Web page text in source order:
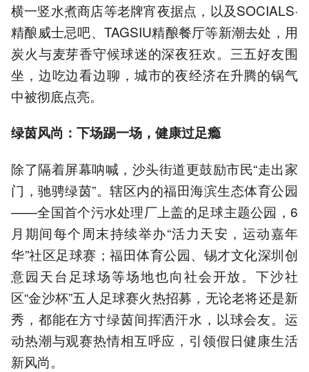
横一竖水煮商店等老牌宵夜据点，以及SOCIALS·
精酿威士忌吧、TAGSIU精酿餐厅等新潮去处，用
炭火与麦芽香守候球迷的深夜狂欢。三五好友围
坐，边吃边看边聊，城市的夜经济在升腾的锅气
中被彻底点亮。
绿茵风尚：下场踢一场，健康过足瘾
除了隔着屏幕呐喊，沙头街道更鼓励市民“走出家
门，驰骋绿茵”。辖区内的福田海滨生态体育公园
——全国首个污水处理厂上盖的足球主题公园，6
月期间每个周末持续举办“活力天安，运动嘉年
华”社区足球赛；福田体育公园、锡才文化深圳创
意园天台足球场等场地也向社会开放。下沙社
区“金沙杯”五人足球赛火热招募，无论老将还是新
秀，都能在方寸绿茵间挥洒汗水，以球会友。运
动热潮与观赛热情相互呼应，引领假日健康生活
新风尚。